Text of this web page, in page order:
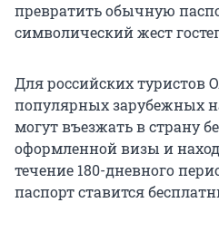
превратить обычную
символический жест
Для российских туристов
популярных зарубежных
могут въезжать в страну
оформленной визы и
течение 180-дневного
паспорт ставится